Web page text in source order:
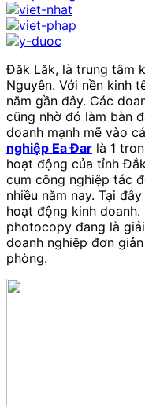
Đăk Lăk, là trung tâm
Nguyên. Với nền kinh
năm gần đây. Các
cũng nhờ đó làm bàn
doanh mạnh mẽ vào
nghiệp Ea Đar là 1
hoạt động của tỉnh
cụm công nghiệp tác
nhiều năm nay. Tại
hoạt động kinh
photocopy đang là
doanh nghiệp đơn
phòng.